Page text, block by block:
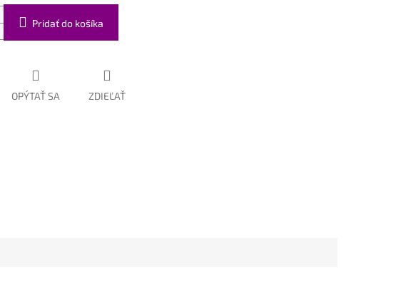
Pridať do košíka
OPÝTAŤ SA ZDIEĽAŤ